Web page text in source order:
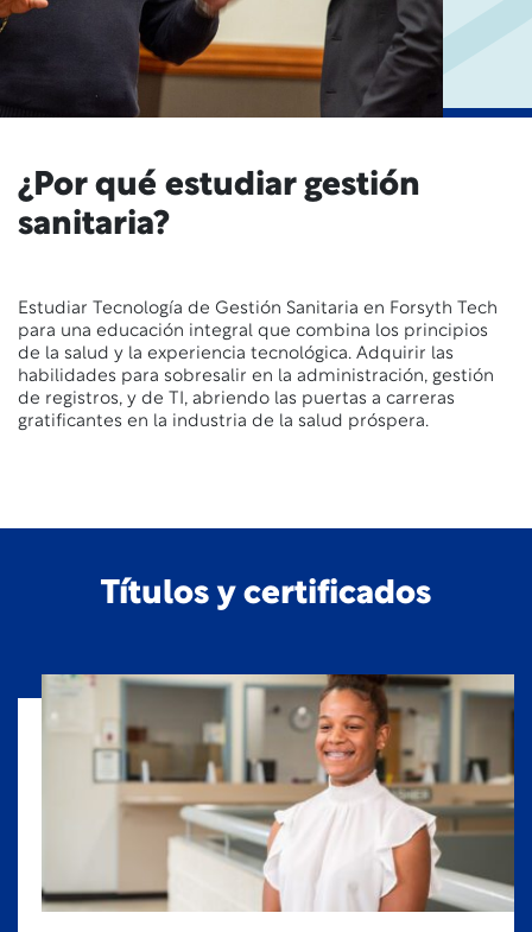
¿Por qué estudiar gestión
sanitaria?
Estudiar Tecnología de Gestión Sanitaria en Forsyth Tech
para una educación integral que combina los principios
de la salud y la experiencia tecnológica. Adquirir las
habilidades para sobresalir en la administración, gestión
de registros, y de TI, abriendo las puertas a carreras
gratificantes en la industria de la salud próspera.
Títulos y certificados